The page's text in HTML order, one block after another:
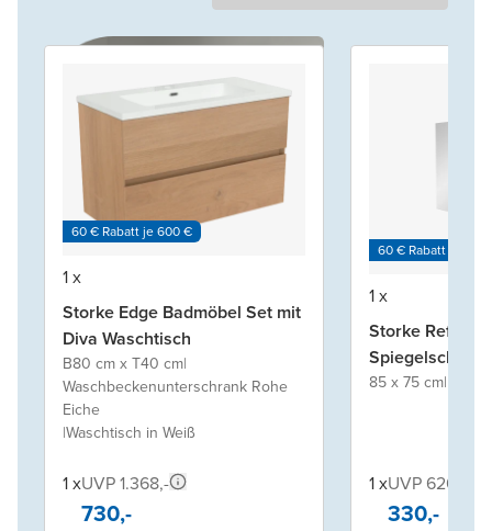
60 € Rabatt je 600 €
1 x
Storke Edge Badmöbel Set mit
Diva Waschtisch
B80 cm x T40 cm|
Waschbeckenunterschrank Rohe
Eiche
|Waschtisch in Weiß
1 xUVP 1.368,-
730,-
60 € Rabatt je 600
1 x
Storke Reflecta
Spiegelschrank
85 x 75 cm|
1 xUVP 620,-
330,-